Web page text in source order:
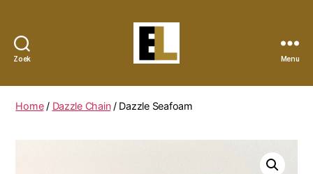
Zoek
Lynx
Menu
Home/ Dazzle Chain/ Dazzle Seafoam